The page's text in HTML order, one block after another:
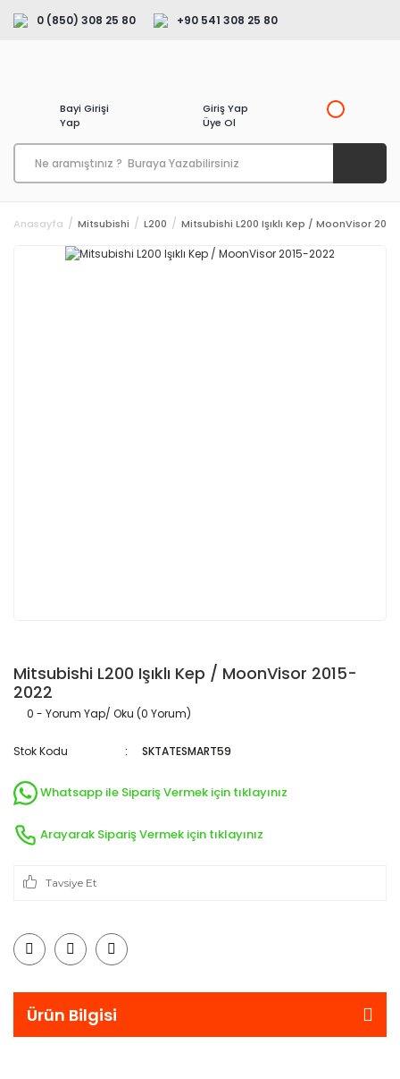
0 (850) 308 25 80 +90 541 308 25 80
Bayi Girişi
Yap
Giriş Yap
Üye Ol
Anasayfa Mitsubishi L200 Mitsubishi L200 Işıklı Kep / MoonVisor
Mitsubishi L200 Işıklı Kep / MoonVisor 2015-
2022
0 - Yorum Yap/ Oku (0 Yorum)
Stok Kodu SKTATESMART59
Whatsapp ile Sipariş Vermek için tıklayınız
Arayarak Sipariş Vermek için tıklayınız
Tavsiye Et
Ürün Bilgisi